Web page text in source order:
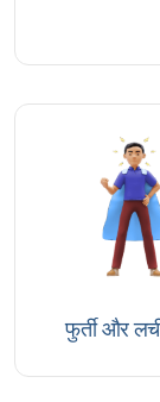
फुर्ती और